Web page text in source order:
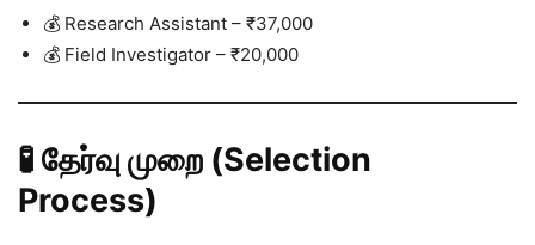
💰 Research Assistant – ₹37,000
💰 Field Investigator – ₹20,000
🧪 தேர்வு முறை (Selection
Process)